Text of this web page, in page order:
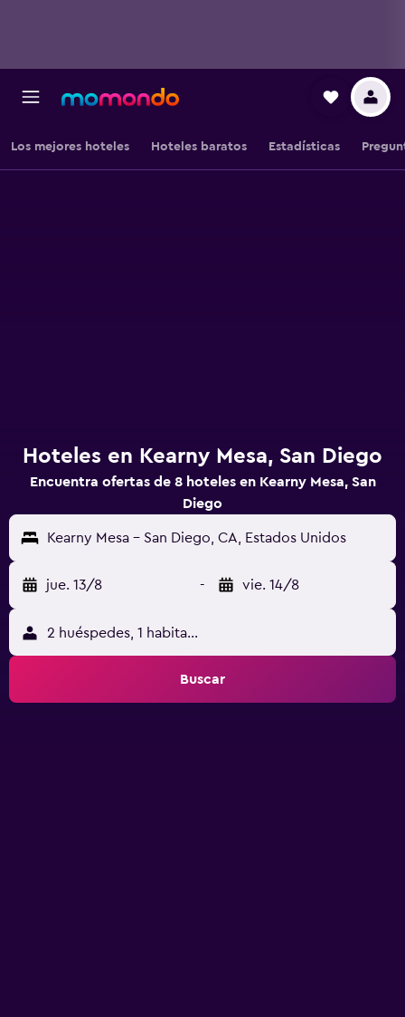
Los mejores hoteles Hoteles baratos Estadísticas
Hoteles en Kearny Mesa, San Diego
Encuentra ofertas de 8 hoteles en Kearny Mesa, San
Diego
Kearny Mesa - San Diego, CA, Estados Unidos
jue. 13/8 - vie. 14/8
2 huéspedes, 1 habitación
Buscar